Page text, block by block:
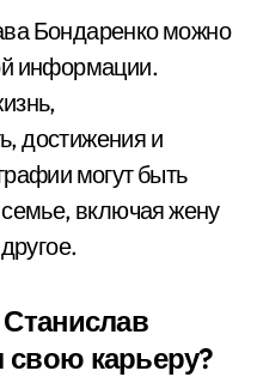
Бондаренко можно
информации.
достижения и
могут быть
включая жену
Станислав
свою карьеру?